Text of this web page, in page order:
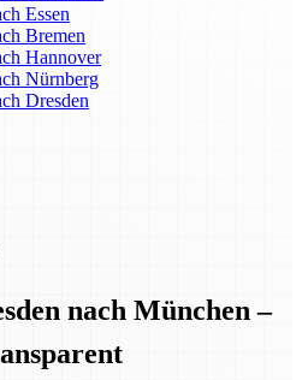
Essen
Bremen
Hannover
Nürnberg
Dresden
nach München –